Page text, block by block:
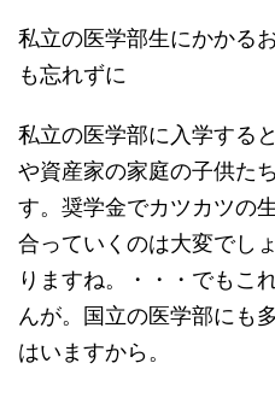
私立の医学部生にかかる
も忘れずに
私立の医学部に入学する
や資産家の家庭の子供た
す。奨学金でカツカツの
合っていくのは大変でし
りますね。・・・でもこ
んが。国立の医学部にも
はいますから。